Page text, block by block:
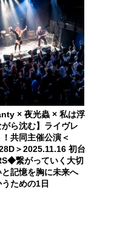
× 夜光蟲 × 私は浮
ら沈む】ライヴレ
共同主催公演＜
＞2025.11.16 初台
繋がっていく大切
記憶を胸に未来へ
うための1日